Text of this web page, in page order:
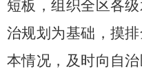
短板，组织全区各
治规划为基础，摸
本情况， 及时向自